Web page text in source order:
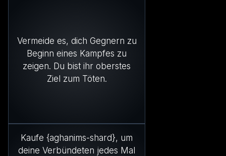
Vermeide es, dich Gegnern zu
Beginn eines Kampfes zu
zeigen. Du bist ihr oberstes
Ziel zum Töten.
Kaufe {aghanims-shard}, um
deine Verbündeten jedes Mal